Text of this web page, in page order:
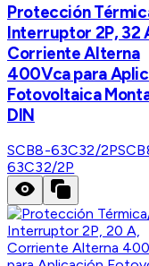
Protección
Interruptor 2P, 32
Corriente Alterna
400Vca para
Fotovoltaica
DIN
SCB8-63C32/2P
63C32/2P